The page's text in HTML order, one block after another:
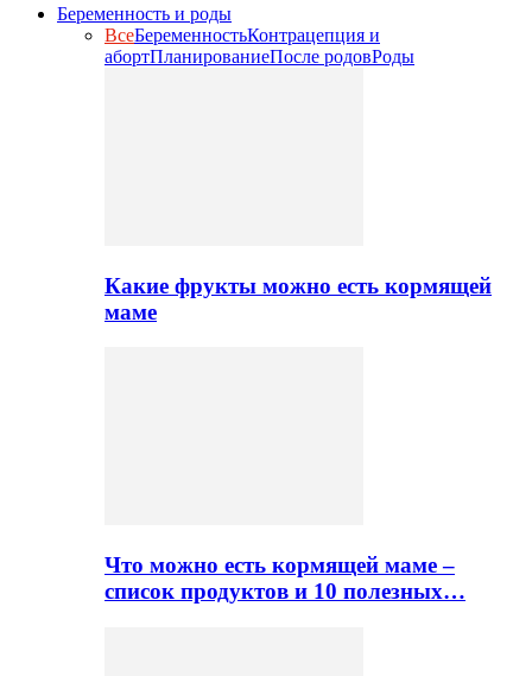
Беременность и роды
ВсеБеременностьКонтрацепция и
абортПланированиеПосле родовРоды
Какие фрукты можно есть кормящей
маме
Что можно есть кормящей маме –
список продуктов и 10 полезных…